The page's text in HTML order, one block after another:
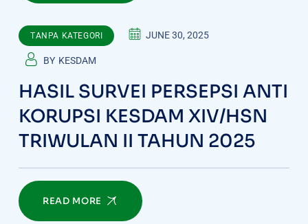
TANPA KATEGORI JUNE 30, 2025
BY KESDAM
HASIL SURVEI PERSEPSI ANTI
KORUPSI KESDAM XIV/HSN
TRIWULAN II TAHUN 2025
READ MORE